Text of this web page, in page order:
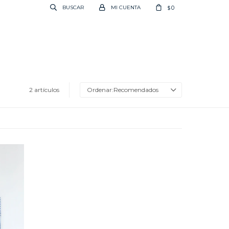
$0
2 artículos Recomendados